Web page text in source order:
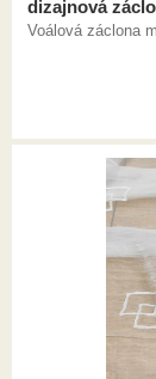
dizajnová
Voálová záclona